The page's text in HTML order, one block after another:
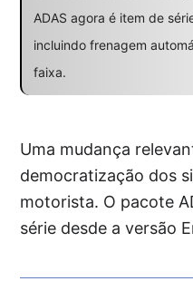
ADAS agora é item de
incluindo frenagem
faixa.
Uma mudança
democratização dos
motorista. O pacote
série desde a versão